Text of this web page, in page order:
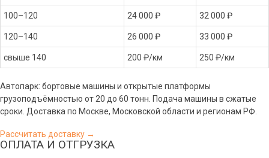
100–120 24 000 ₽ 32 000 ₽
120–140 26 000 ₽ 33 000 ₽
свыше 140 200 ₽/км 250 ₽/км
Автопарк: бортовые машины и открытые платформы
грузоподъёмностью от 20 до 60 тонн. Подача машины в сжатые
сроки. Доставка по Москве, Московской области и регионам РФ.
Рассчитать доставку →
ОПЛАТА И ОТГРУЗКА